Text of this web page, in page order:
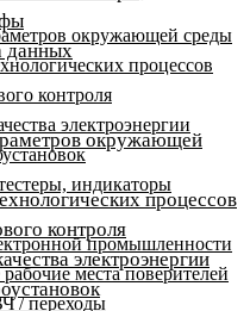
окружающей среды
процессов
контроля
электроэнергии
индикаторы
промышленности
места поверителей
/ переходы
данных
окружающей
процессов
контроля
электроэнергии